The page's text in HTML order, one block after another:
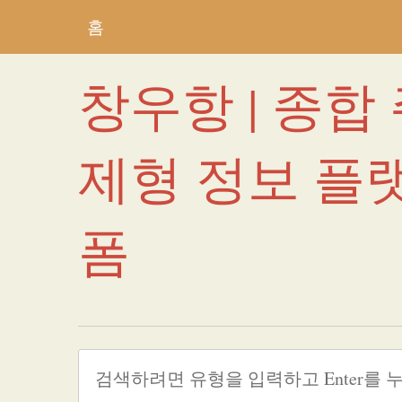
홈
창우항 | 종합
제형 정보 플
폼